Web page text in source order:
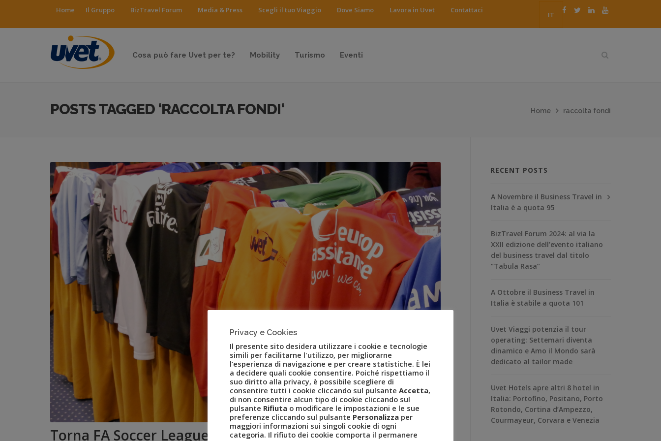
IT
Home Il Gruppo BizTravel Forum Media & Press Scegli il tuo Viaggio Dove Siamo Lavora in Uvet Contattaci
Cosa può fare Uvet per te? Mobility Turismo Eventi
POSTS TAGGED ‘RACCOLTA FONDI‘ Home raccolta fondi
Torna FA Soccer League 2019: il torneo di calcio solidale
RECENT POSTS
A Novembre il Business Travel in
Italia è a quota 95
BizTravel Forum 2024: al via la
XXII edizione dell’evento italiano
del business travel dal titolo
“Tabula Rasa”
A Ottobre il Business Travel in
Italia è stabile a quota 101
Uvet Viaggi potenzia il tour
operating: Settemari diventa
dinamico e Amo il Mondo sarà
dedicato al tailor made
Uvet Hotels apre altri 8 hotel in
Italia: Portofino, Positano, Porto
Rotondo, Cortina d’Ampezzo,
Courmayeur, Corvara e Venezia
Privacy e Cookies
Il presente sito desidera utilizzare i cookie e tecnologie
simili per facilitarne l'utilizzo, per migliorarne
l’esperienza di navigazione e per creare statistiche. È lei
a decidere quali cookie consentire. Poiché rispettiamo il
suo diritto alla privacy, è possibile scegliere di
consentire tutti i cookie cliccando sul pulsante Accetta,
di non consentire alcun tipo di cookie cliccando sul
pulsante Rifiuta o modificare le impostazioni e le sue
preferenze cliccando sul pulsante Personalizza per
maggiori informazioni sui singoli cookie di ogni
categoria. Il rifiuto dei cookie comporta il permanere